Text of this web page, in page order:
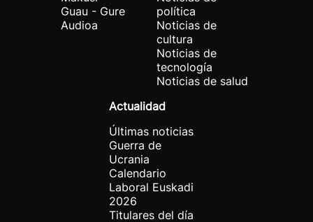
Guau - Gure
Audioa
política
Noticias de
cultura
Noticias de
tecnología
Noticias de salud
Actualidad
Últimas noticias
Guerra de
Ucrania
Calendario
Laboral Euskadi
2026
Titulares del día